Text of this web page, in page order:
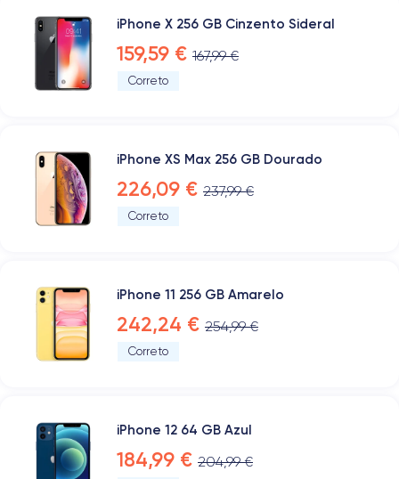
iPhone X 256 GB Cinzento Sideral
159,59 € 167,99 €
Correto
iPhone XS Max 256 GB Dourado
226,09 € 237,99 €
Correto
iPhone 11 256 GB Amarelo
242,24 € 254,99 €
Correto
iPhone 12 64 GB Azul
184,99 € 204,99 €